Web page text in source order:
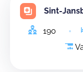
Sint-
190